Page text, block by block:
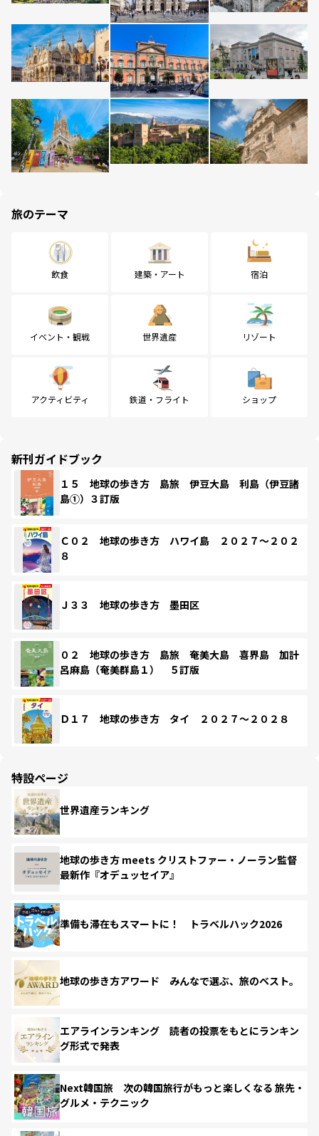
旅のテーマ
飲食 建築・アート 宿泊
イベント・観戦 世界遺産 リゾート
アクティビティ 鉄道・フライト ショップ
新刊ガイドブック
１５ 地球の歩き方 島旅 伊豆大島 利島（伊豆諸
島①）３訂版
Ｃ０２ 地球の歩き方 ハワイ島 ２０２７～２０２
８
Ｊ３３ 地球の歩き方 墨田区
０２ 地球の歩き方 島旅 奄美大島 喜界島 加計
呂麻島（奄美群島１） ５訂版
Ｄ１７ 地球の歩き方 タイ ２０２７～２０２８
特設ページ
世界遺産ランキング
地球の歩き方 meets クリストファー・ノーラン監督
最新作『オデュッセイア』
準備も滞在もスマートに！ トラベルハック2026
地球の歩き方アワード みんなで選ぶ、旅のベスト。
エアラインランキング 読者の投票をもとにランキン
グ形式で発表
Next韓国旅 次の韓国旅行がもっと楽しくなる 旅先・
グルメ・テクニック